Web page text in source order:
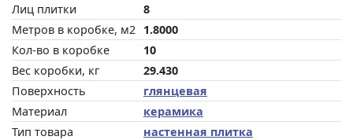
Лиц плитки
8
Метров в коробке, м2 1.8000
Кол-во в коробке
10
Вес коробки, кг
29.430
Поверхность
глянцевая
Материал
керамика
Тип товара
настенная плитка